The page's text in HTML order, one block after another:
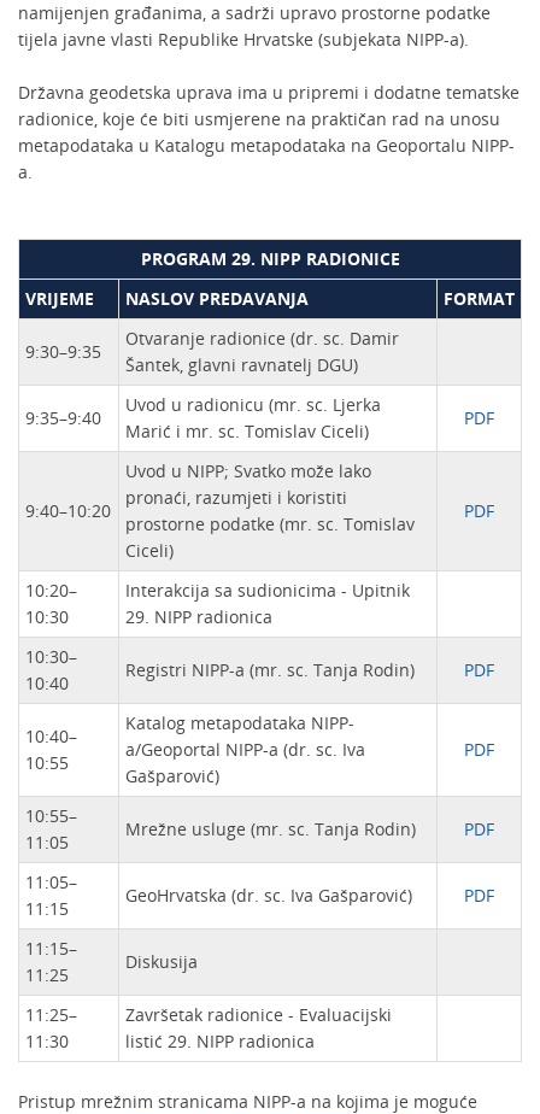
namijenjen građanima, a sadrži upravo prostorne podatke
tijela javne vlasti Republike Hrvatske (subjekata NIPP-a).
Državna geodetska uprava ima u pripremi i dodatne tematske
radionice, koje će biti usmjerene na praktičan rad na unosu
metapodataka u Katalogu metapodataka na Geoportalu NIPP-
a.
PROGRAM 29. NIPP RADIONICE
VRIJEME
NASLOV PREDAVANJA FORMAT
9:30–9:35
Otvaranje radionice (dr. sc. Damir
Šantek, glavni ravnatelj DGU)
9:35–9:40
Uvod u radionicu (mr. sc. Ljerka
Marić i mr. sc. Tomislav Ciceli)
PDF
9:40–10:20
Uvod u NIPP; Svatko može lako
pronaći, razumjeti i koristiti
prostorne podatke (mr. sc. Tomislav
Ciceli)
PDF
10:20–
10:30
Interakcija sa sudionicima - Upitnik
29. NIPP radionica
10:30–
10:40
Registri NIPP-a (mr. sc. Tanja Rodin) PDF
10:40–
10:55
Katalog metapodataka NIPP-
a/Geoportal NIPP-a (dr. sc. Iva
Gašparović)
PDF
10:55–
11:05
Mrežne usluge (mr. sc. Tanja Rodin) PDF
11:05–
11:15
GeoHrvatska (dr. sc. Iva Gašparović) PDF
11:15–
11:25
Diskusija
11:25–
11:30
Završetak radionice - Evaluacijski
listić 29. NIPP radionica
Pristup mrežnim stranicama NIPP-a na kojima je moguće